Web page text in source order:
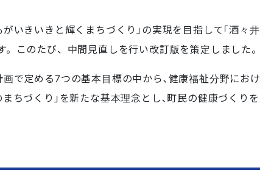
いきいきと輝くまちづくり｣の実現を目指して｢酒々井
このたび、中間見直しを行い改訂版を策定しました。
で定める7つの基本目標の中から､健康福祉分野におけ
ちづくり｣を新たな基本理念とし､町民の健康づくりを